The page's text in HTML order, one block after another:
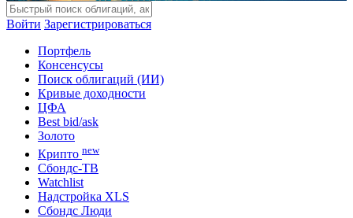
Войти Зарегистрироваться
Портфель
Консенсусы
Поиск облигаций (ИИ)
Кривые доходности
ЦФА
Best bid/ask
Золото
Крипто new
Сбондс-ТВ
Watchlist
Надстройка XLS
Сбондс Люди